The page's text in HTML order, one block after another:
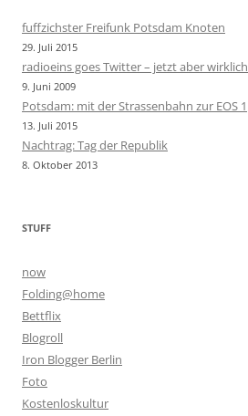
fuffzichster Freifunk Potsdam Knoten
29. Juli 2015
radioeins goes Twitter – jetzt aber wirklich
9. Juni 2009
Potsdam: mit der Strassenbahn zur EOS 1
13. Juli 2015
Nachtrag: Tag der Republik
8. Oktober 2013
STUFF
now
Folding@home
Bettflix
Blogroll
Iron Blogger Berlin
Foto
Kostenloskultur